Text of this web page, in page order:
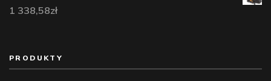
1 338,58zł
PRODUKTY